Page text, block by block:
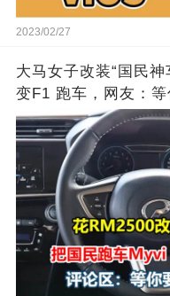
2023/02/27
大马女子改装“国民
变F1 跑车，网友：